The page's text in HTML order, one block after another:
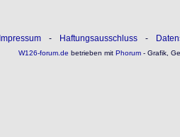
Impressum - Haftungsausschluss -
W126-forum.de betrieben mitPhorum- Grafik,